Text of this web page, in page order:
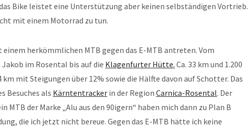
Bike leistet eine Unterstützung aber keinen selbständigen Vortrieb.
mit einem Motorrad zu tun.
herkömmlichen MTB gegen das E-MTB antreten. Vom
Jakob im Rosental bis auf die Klagenfurter Hütte. Ca. 33 km und 1.200
km mit Steigungen über 12% sowie die Hälfte davon auf Schotter. Das
Besuches als Kärntentracker in der Region Carnica-Rosental. Der
MTB der Marke „Alu aus den 90igern“ haben mich dann zu Plan B
die ich jetzt nicht bereue. Gegen das E-MTB hätte ich keine